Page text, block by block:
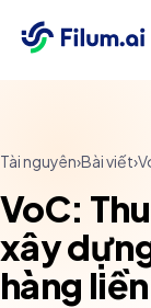
Tài nguyên›Bài viết›
VoC:
xây
hàng